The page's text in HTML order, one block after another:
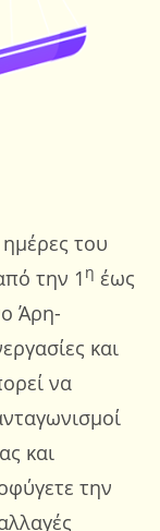
ημέρες του
την 1 η έως
Άρη-
και
να
και
την